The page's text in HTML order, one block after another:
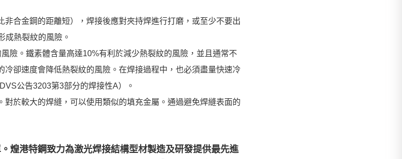
合金鋼的距離短），焊接後應對夾持焊進行打磨，或至少不要出
成熱裂紋的風險。
險。鐵素體含量高達10%有利於減少熱裂紋的風險，並且通常不
卻速度會降低熱裂紋的風險。在焊接過程中，也必須盡量快速冷
公告3203第3部分的焊接性A）。
於較大的焊縫，可以使用類似的填充金屬。通過避免焊縫表面的
煌港特鋼致力為激光焊接結構型材製造及研發提供最先進